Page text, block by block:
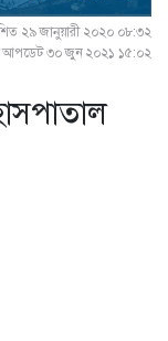
২৯ জানুয়ারী ২০২০ ০৮:৩২
আপডেট ৩০ জুন ২০২১ ১৫:০২